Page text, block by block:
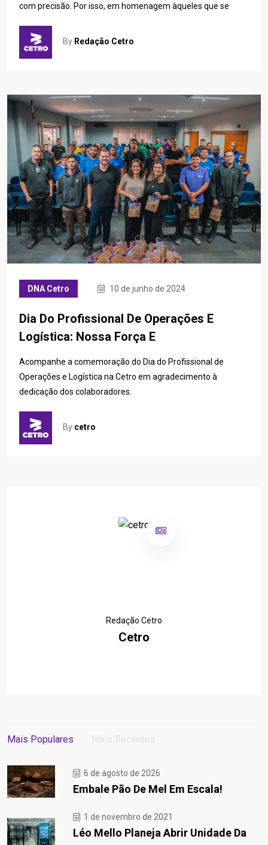
com precisão. Por isso, em homenagem àqueles que se
By Redação Cetro
DNA Cetro 10 de junho de 2024
Dia Do Profissional De Operações E
Logística: Nossa Força E
Acompanhe a comemoração do Dia do Profissional de
Operações e Logística na Cetro em agradecimento à
dedicação dos colaboradores.
By cetro
Redação Cetro
Cetro
Mais Populares Mais Recentes
6 de agosto de 2026
Embale Pão De Mel Em Escala!
1 de novembro de 2021
Léo Mello Planeja Abrir Unidade Da